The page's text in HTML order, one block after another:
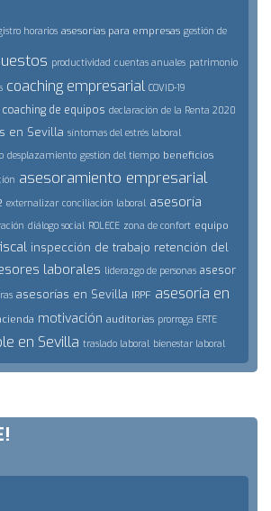
horarios asesorías para empresas gestión de
productividad cuentas anuales patrimonio
coaching empresarial COVID-19
coaching de equipos declaración de la Renta 2020
en Sevilla síntomas del estrés laboral
desplazamiento gestión del tiempo beneficios
asesoramiento empresarial
externalizar conciliación laboral asesoría
diálogo social ROLECE zona de confort equipo
inspección de trabajo retención del
laborales liderazgo de personas asesor
asesorías en Sevilla IRPF asesoría en
motivación auditorías prorroga ERTE
en Sevilla traslado laboral bienestar laboral